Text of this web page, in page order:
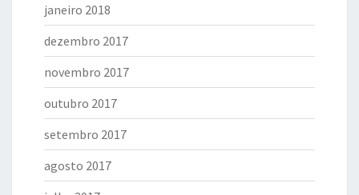
janeiro 2018
dezembro 2017
novembro 2017
outubro 2017
setembro 2017
agosto 2017